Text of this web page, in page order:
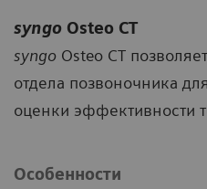
syngo Osteo CT
syngo Osteo CT
отдела позвоночника
оценки эффективности
Особенности